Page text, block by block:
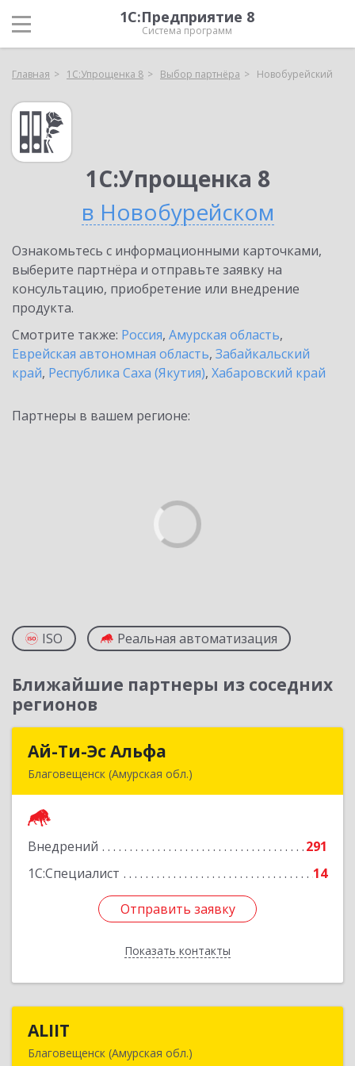
1С:Предприятие 8
Система программ
Главная 1С:Упрощенка 8 Выбор партнёра Новобурейский
1С:Упрощенка 8
в Новобурейском
Ознакомьтесь с информационными карточками,
выберите партнёра и отправьте заявку на
консультацию, приобретение или внедрение
продукта.
Смотрите также: Россия, Амурская область,
Еврейская автономная область, Забайкальский
край, Республика Саха (Якутия), Хабаровский край
Партнеры в вашем регионе:
ISO Реальная автоматизация
Ближайшие партнеры из соседних
регионов
Ай-Ти-Эс Альфа
Благовещенск (Амурская обл.)
Внедрений
291
1С:Специалист
14
Отправить заявку
Показать контакты
Подробнее
Отправить заявку
Назад
ALIIT
Благовещенск (Амурская обл.)